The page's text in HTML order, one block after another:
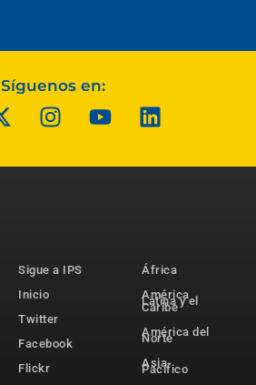
Síguenos en:
Sigue a IPS
Inicio
Twitter
Facebook
Flickr
África
América
Latina y el
Caribe
América del
Norte
Asia-
Pacífico